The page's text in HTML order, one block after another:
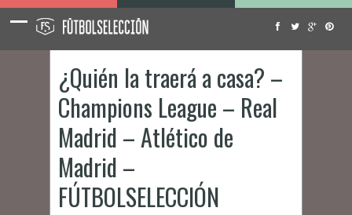
¿Quién la traerá a casa? –
Champions League – Real
Madrid – Atlético de
Madrid –
FÚTBOLSELECCIÓN